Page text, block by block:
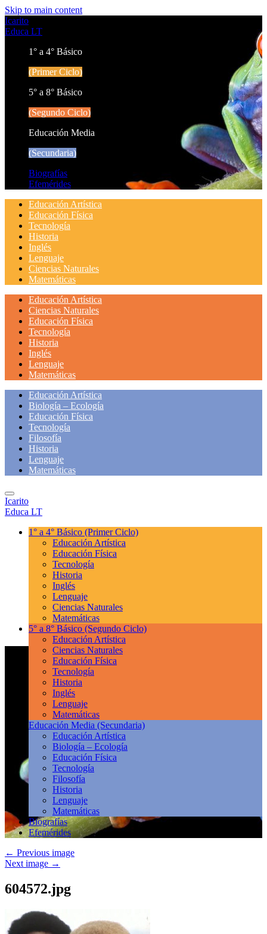
Skip to main content
Icarito
Educa LT
1° a 4° Básico
(Primer Ciclo)
5° a 8° Básico
(Segundo Ciclo)
Educación Media
(Secundaria)
Biografías
Efemérides
Educación Artística
Educación Física
Tecnología
Historia
Inglés
Lenguaje
Ciencias Naturales
Matemáticas
Educación Artística
Ciencias Naturales
Educación Física
Tecnología
Historia
Inglés
Lenguaje
Matemáticas
Educación Artística
Biología – Ecología
Educación Física
Tecnología
Filosofía
Historia
Lenguaje
Matemáticas
Icarito
Educa LT
1° a 4° Básico (Primer Ciclo)
Educación Artística
Educación Física
Tecnología
Historia
Inglés
Lenguaje
Ciencias Naturales
Matemáticas
5° a 8° Básico (Segundo Ciclo)
Educación Artística
Ciencias Naturales
Educación Física
Tecnología
Historia
Inglés
Lenguaje
Matemáticas
Educación Media (Secundaria)
Educación Artística
Biología – Ecología
Educación Física
Tecnología
Filosofía
Historia
Lenguaje
Matemáticas
Biografías
Efemérides
← Previous image
Next image →
604572.jpg